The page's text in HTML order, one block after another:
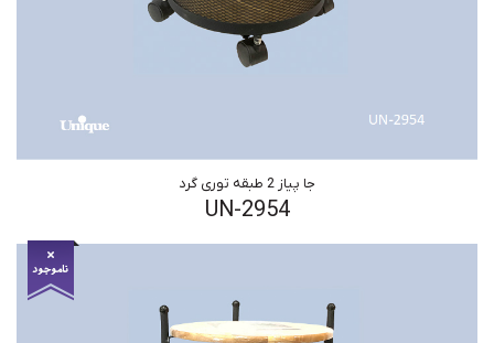
جا پیاز 2 طبقه توری گرد
UN-2954